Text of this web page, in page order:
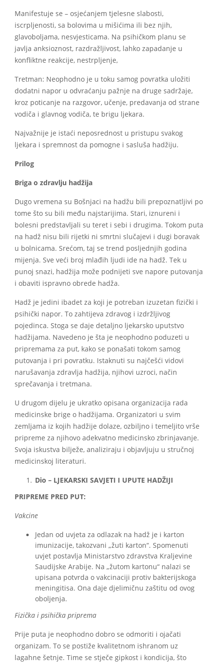
Manifestuje se – osjećanjem tjelesne slabosti,
iscrpljenosti, sa bolovima u mišićima ili bez njih,
glavoboljama, nesvjesticama. Na psihičkom planu se
javlja anksioznost, razdražljivost, lahko zapadanje u
konfliktne reakcije, nestrpljenje,
Tretman: Neophodno je u toku samog povratka uložiti
dodatni napor u odvraćanju pažnje na druge sadržaje,
kroz poticanje na razgovor, učenje, predavanja od strane
vodiča i glavnog vodiča, te brigu ljekara.
Najvažnije je istaći neposrednost u pristupu svakog
ljekara i spremnost da pomogne i sasluša hadžiju.
Prilog
Briga o zdravlju hadžija
Dugo vremena su Bošnjaci na hadžu bili prepoznatljivi po
tome što su bili među najstarijima. Stari, iznureni i
bolesni predstavljali su teret i sebi i drugima. Tokom puta
na hadž nisu bili rijetki ni smrtni slučajevi i dugi boravak
u bolnicama. Srećom, taj se trend posljednjih godina
mijenja. Sve veći broj mlađih ljudi ide na hadž. Tek u
punoj snazi, hadžija može podnijeti sve napore putovanja
i obaviti ispravno obrede hadža.
Hadž je jedini ibadet za koji je potreban izuzetan fizički i
psihički napor. To zahtijeva zdravog i izdržljivog
pojedinca. Stoga se daje detaljno ljekarsko uputstvo
hadžijama. Navedeno je šta je neophodno poduzeti u
pripremama za put, kako se ponašati tokom samog
putovanja i pri povratku. Istaknuti su najčešći vidovi
narušavanja zdravlja hadžija, njihovi uzroci, način
sprečavanja i tretmana.
U drugom dijelu je ukratko opisana organizacija rada
medicinske brige o hadžijama. Organizatori u svim
zemljama iz kojih hadžije dolaze, ozbiljno i temeljito vrše
pripreme za njihovo adekvatno medicinsko zbrinjavanje.
Svoja iskustva bilježe, analiziraju i objavljuju u stručnoj
medicinskoj literaturi.
Dio – LJEKARSKI SAVJETI I UPUTE HADŽIJI
PRIPREME PRED PUT:
Vakcine
Jedan od uvjeta za odlazak na hadž je i karton
imunizacije, takozvani „žuti karton“. Spomenuti
uvjet postavlja Ministarstvo zdravstva Kraljevine
Saudijske Arabije. Na „žutom kartonu“ nalazi se
upisana potvrda o vakcinaciji protiv bakterijskoga
meningitisa. Ona daje djelimičnu zaštitu od ovog
oboljenja.
Fizička i psihička priprema
Prije puta je neophodno dobro se odmoriti i ojačati
organizam. To se postiže kvalitetnom ishranom uz
lagahne šetnje. Time se stječe gipkost i kondicija, što